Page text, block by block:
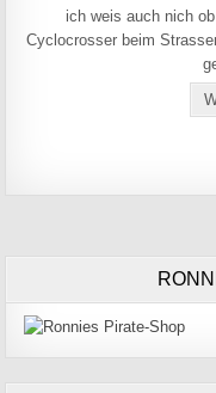
ich weis auch nich
Cyclocrosser beim